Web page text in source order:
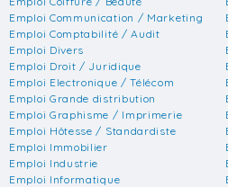
Emploi Communication / Marketing
Emploi Comptabilité / Audit
Emploi Divers
Emploi Droit / Juridique
Emploi Electronique / Télécom
Emploi Grande distribution
Emploi Graphisme / Imprimerie
Emploi Hôtesse / Standardiste
Emploi Immobilier
Emploi Industrie
Emploi Informatique